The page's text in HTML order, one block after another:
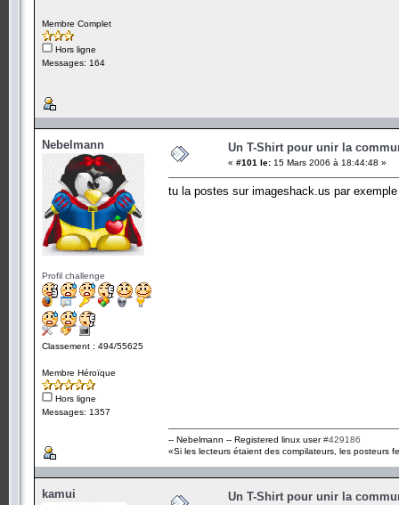
Membre Complet
Hors ligne
Messages: 164
Nebelmann
Profil challenge
Classement : 494/55625
Membre Héroïque
Hors ligne
Messages: 1357
Un T-Shirt pour unir la
« #101 le: 15 Mars 2006 à 18:44:48 »
tu la postes sur imageshack.us par
-- Nebelmann -- Registered linux user#429186
«Si les lecteurs étaient des compilateurs, les posteurs
kamui Un T-Shirt pour unir la